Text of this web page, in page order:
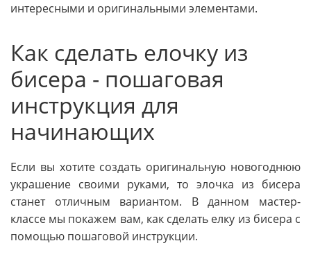
интересными и оригинальными элементами.
Как сделать елочку из
бисера - пошаговая
инструкция для
начинающих
Если вы хотите создать оригинальную новогоднюю
украшение своими руками, то элочка из бисера
станет отличным вариантом. В данном мастер-
классе мы покажем вам, как сделать елку из бисера с
помощью пошаговой инструкции.